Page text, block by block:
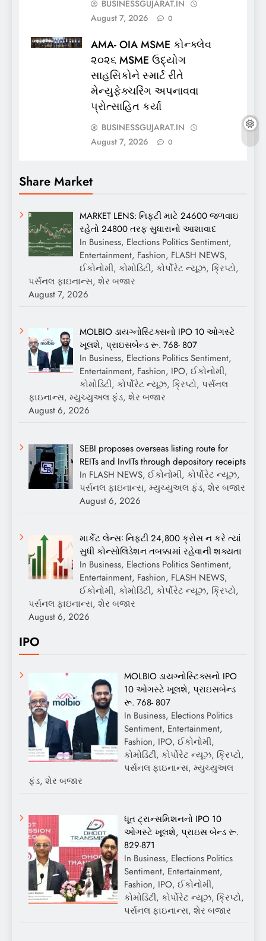
BUSINESSGUJARAT.IN
August 7, 2026
0
AMA- OIA MSME કોન્ક્લેવ
૨૦૨૬ MSME ઉદ્યોગ
સાહસિકોને સ્માર્ટ રીતે
મેન્યુફેક્ચરિંગ અપનાવવા
પ્રોત્સાહિત કર્યા
BUSINESSGUJARAT.IN
August 7, 2026
0
Share Market
MARKET LENS: નિફ્ટી માટે 24600 જળવાઇ
રહેતો 24800 તરફ સુધારાનો આશાવાદ
In Business, Elections Politics Sentiment,
Entertainment, Fashion, FLASH NEWS,
ઈકોનોમી, કોમોડિટી, કોર્પોરેટ ન્યૂઝ, ક્રિપ્ટો,
પર્સનલ ફાઇનાન્સ, શેર બજાર
August 7, 2026
MOLBIO ડાયગ્નોસ્ટિક્સનો IPO 10 ઓગસ્ટે
ખૂલશે, પ્રાઇસબેન્ડ રૂ. 768- 807
In Business, Elections Politics Sentiment,
Entertainment, Fashion, IPO, ઈકોનોમી,
કોમોડિટી, કોર્પોરેટ ન્યૂઝ, ક્રિપ્ટો, પર્સનલ
ફાઇનાન્સ, મ્યુચ્યુઅલ ફંડ, શેર બજાર
August 6, 2026
SEBI proposes overseas listing route for
REITs and InvITs through depository receipts
In FLASH NEWS, ઈકોનોમી, કોર્પોરેટ ન્યૂઝ,
પર્સનલ ફાઇનાન્સ, મ્યુચ્યુઅલ ફંડ, શેર બજાર
August 6, 2026
માર્કેટ લેન્સઃ નિફ્ટી 24,800 ક્રોસ ન કરે ત્યાં
સુધી કોન્સોલિડેશન તબક્કામાં રહેવાની શક્યતા
In Business, Elections Politics Sentiment,
Entertainment, Fashion, FLASH NEWS,
ઈકોનોમી, કોમોડિટી, કોર્પોરેટ ન્યૂઝ, ક્રિપ્ટો,
પર્સનલ ફાઇનાન્સ, શેર બજાર
August 6, 2026
IPO
MOLBIO ડાયગ્નોસ્ટિક્સનો IPO
10 ઓગસ્ટે ખૂલશે, પ્રાઇસબેન્ડ
રૂ. 768- 807
In Business, Elections Politics
Sentiment, Entertainment,
Fashion, IPO, ઈકોનોમી,
કોમોડિટી, કોર્પોરેટ ન્યૂઝ, ક્રિપ્ટો,
પર્સનલ ફાઇનાન્સ, મ્યુચ્યુઅલ
ફંડ, શેર બજાર
ધૂત ટ્રાન્સમિશનનો IPO 10
ઓગસ્ટે ખૂલશે, પ્રાઇસ બેન્ડ રૂ.
829-871
In Business, Elections Politics
Sentiment, Entertainment,
Fashion, IPO, ઈકોનોમી,
કોમોડિટી, કોર્પોરેટ ન્યૂઝ, ક્રિપ્ટો,
પર્સનલ ફાઇનાન્સ, શેર બજાર